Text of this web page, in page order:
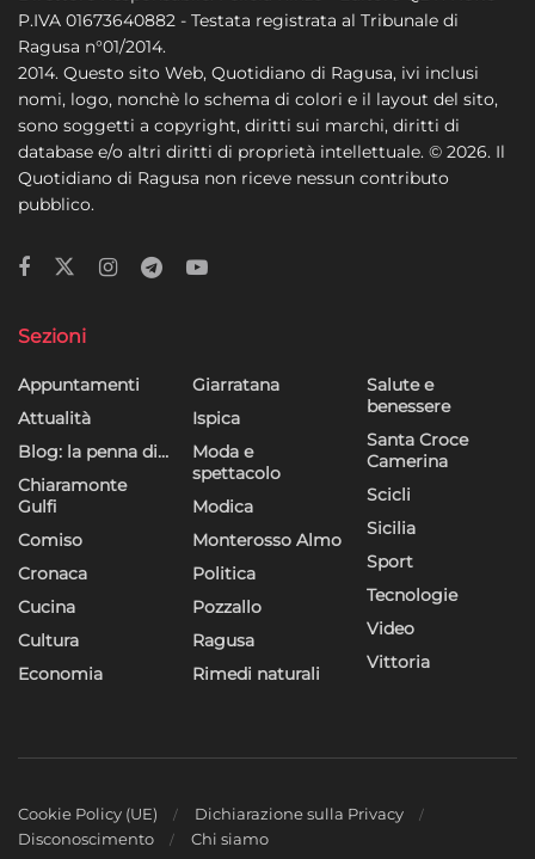
pubblicità personalizzata, Creare profili per la personalizzazione
dei contenuti, Utilizzare profili per la selezione di contenuti
personalizzati, Sviluppare e migliorare i servizi, Utilizzare dati
limitati per la selezione dei contenuti.
Funzionalità Sempre attivo
Abbinare e combinare dati provenienti da altre
trasmesse automaticamente.
Utilizzare dati di geolocalizzazione precisi,
richieste attivamente.
Garantire la sicurezza, prevenire e
rilevare frodi, correggere errori, Erogare
e presentare pubblicità e contenuto,
Salvare e comunicare le scelte sulla
Sempre attivo
P.IVA 01673640882 - Testata registrata al Tribunale di
Ragusa n°01/2014.
2014. Questo sito Web, Quotidiano di Ragusa, ivi inclusi
nomi, logo, nonchè lo schema di colori e il layout del sito,
sono soggetti a copyright, diritti sui marchi, diritti di
database e/o altri diritti di proprietà intellettuale. © 2026. Il
Quotidiano di Ragusa non riceve nessun contributo
pubblico.
Sezioni
Appuntamenti
Attualità
Blog: la penna di…
Chiaramonte
Gulfi
Comiso
Cronaca
Cucina
Cultura
Economia
Giarratana
Ispica
Moda e
spettacolo
Modica
Monterosso Almo
Politica
Pozzallo
Ragusa
Rimedi naturali
Salute e
benessere
Santa Croce
Camerina
Scicli
Sicilia
Sport
Tecnologie
Video
Vittoria
Cookie Policy (UE)
Dichiarazione sulla Privacy
Disconoscimento
Chi siamo